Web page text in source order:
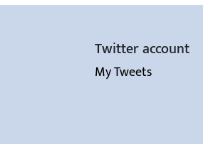
Twitter account
My Tweets